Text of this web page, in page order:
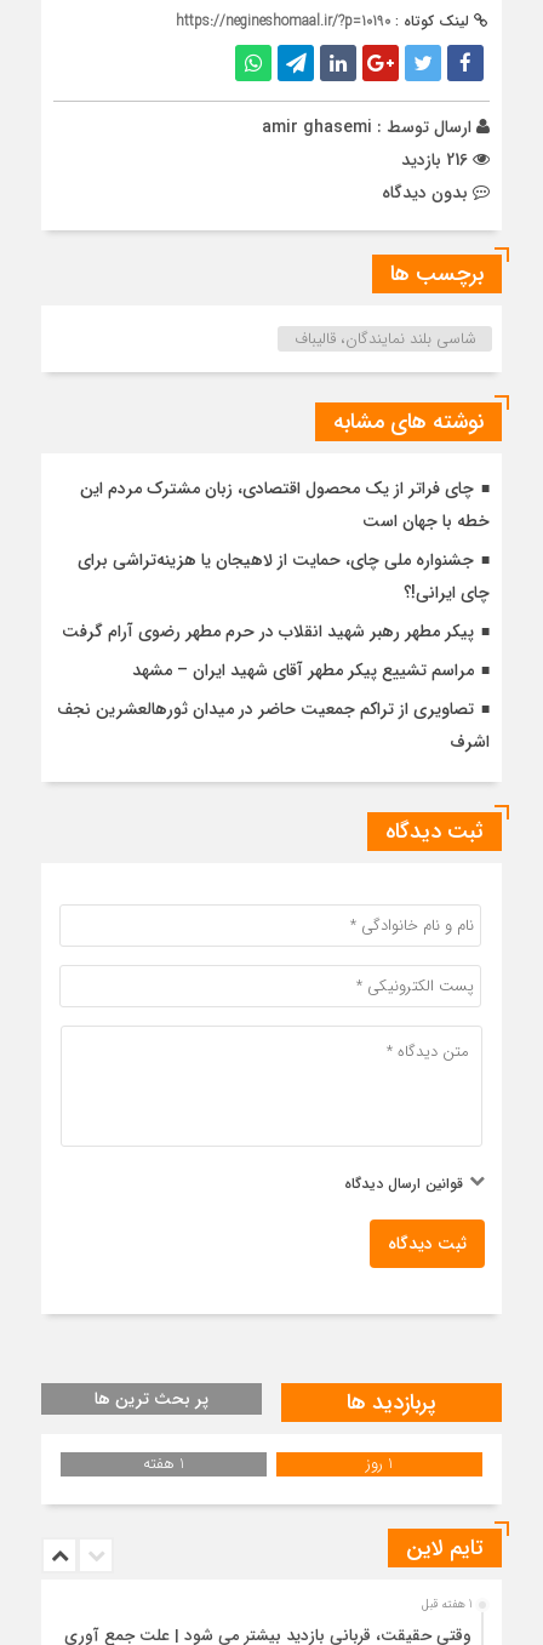
لینک کوتاه : https://negineshomaal.ir/?p=10190
ارسال توسط : amir ghasemi
بدون دیدگاه
برچسب ها
شاسی بلند نمایندگان، قالیباف
نوشته های مشابه
چای فراتر از یک محصول اقتصادی، زبان مشترک مردم این
خطه با جهان است
جشنواره ملی چای، حمایت از لاهیجان یا هزینه‌تراشی برای
چای ایرانی!؟
پیکر مطهر رهبر شهید انقلاب در حرم مطهر رضوی آرام گرفت
مراسم تشییع پیکر مطهر آقای شهید ایران – مشهد
تصاویری از تراکم جمعیت حاضر در میدان ثورهالعشرین نجف
اشرف
ثبت دیدگاه
قوانین ارسال دیدگاه
ثبت دیدگاه
پربازدید ها پر بحث ترین ها
1 روز 1 هفته
تایم لاین
1 هفته قبل
وقتی حقیقت، قربانی بازدید بیشتر می شود | علت جمع آوری